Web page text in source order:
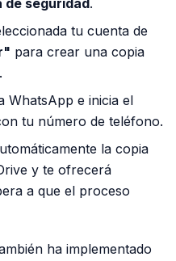
de seguridad .
tu cuenta de
para crear una copia
WhatsApp e inicia el
tu número de teléfono.
la copia
y te ofrecerá
a que el proceso
ha implementado